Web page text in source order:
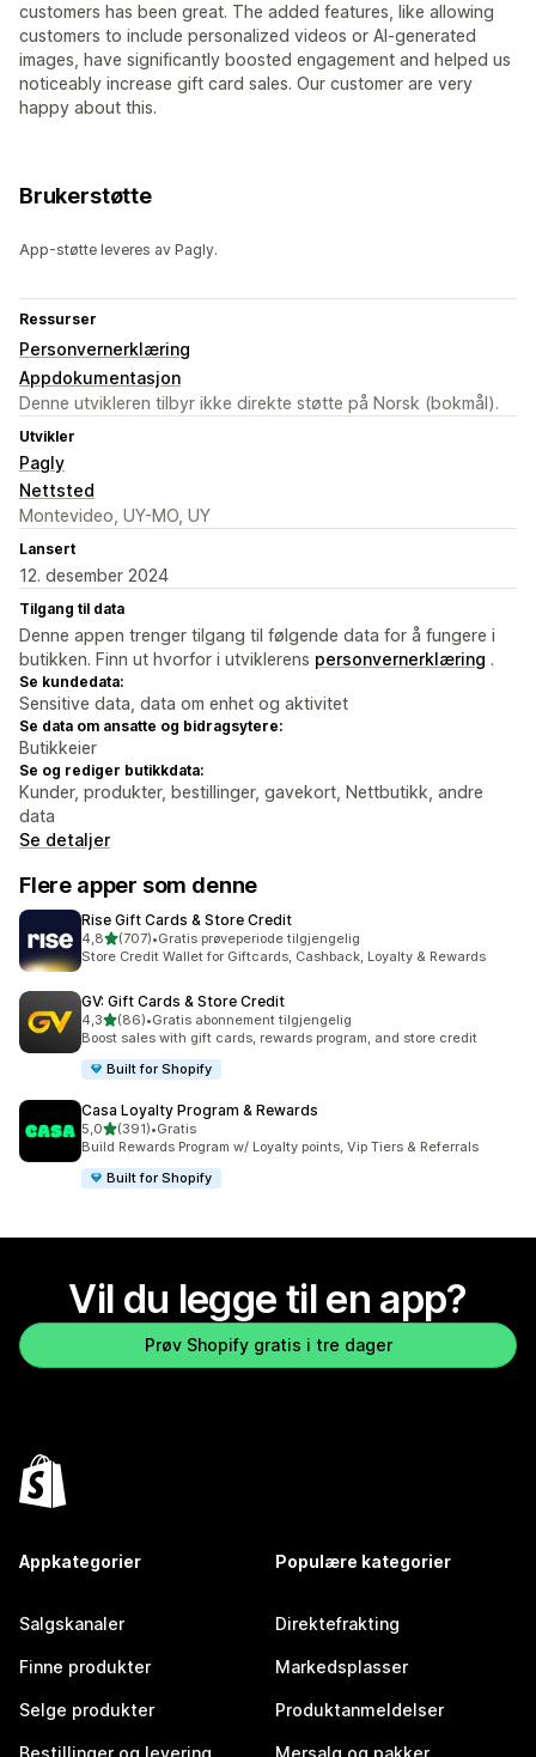
customers has been great. The added features, like allowing
customers to include personalized videos or AI-generated
images, have significantly boosted engagement and helped us
noticeably increase gift card sales. Our customer are very
happy about this.
Brukerstøtte
App-støtte leveres av Pagly.
Ressurser
Personvernerklæring
Appdokumentasjon
Denne utvikleren tilbyr ikke direkte støtte på Norsk (bokmål).
Utvikler
Pagly
Nettsted
Montevideo, UY-MO, UY
Lansert
12. desember 2024
Tilgang til data
Denne appen trenger tilgang til følgende data for å fungere i
butikken. Finn ut hvorfor i utviklerens personvernerklæring .
Se kundedata:
Sensitive data, data om enhet og aktivitet
Se data om ansatte og bidragsytere:
Butikkeier
Se og rediger butikkdata:
Kunder, produkter, bestillinger, gavekort, Nettbutikk, andre
data
Se detaljer
Flere apper som denne
Rise Gift Cards & Store Credit
4,8av 5 stjerner
(707)
Totalt 707 omtaler
•Gratis prøveperiode tilgjengelig
Store Credit Wallet for Giftcards, Cashback, Loyalty & Rewards
GV: Gift Cards & Store Credit
4,3av 5 stjerner
(86)
Totalt 86 omtaler
•Gratis abonnement tilgjengelig
Boost sales with gift cards, rewards program, and store credit
Built for Shopify
Casa Loyalty Program & Rewards
5,0av 5 stjerner
(391)
Totalt 391 omtaler
•Gratis
Build Rewards Program w/ Loyalty points, Vip Tiers & Referrals
Built for Shopify
Vil du legge til en app?
Prøv Shopify gratis i tre dager
Appkategorier
Salgskanaler
Finne produkter
Selge produkter
Populære kategorier
Direktefrakting
Markedsplasser
Produktanmeldelser